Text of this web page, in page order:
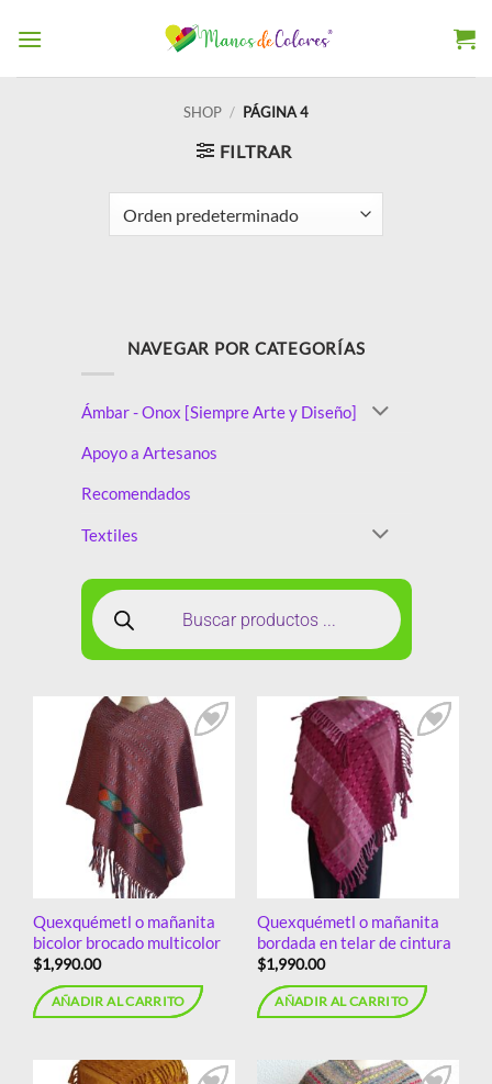
SHOP / PÁGINA 4
FILTRAR
NAVEGAR POR CATEGORÍAS
Ámbar - Onox [Siempre Arte y Diseño]
Apoyo a Artesanos
Recomendados
Textiles
Añadir
a la
lista de
deseos
Quexquémetl o mañanita
bicolor brocado multicolor
$1,990.00
AÑADIR AL CARRITO
Añadir
lista de
deseos
Quexquémetl o mañanita
bordada en telar de cintura
$1,990.00
AÑADIR AL CARRITO